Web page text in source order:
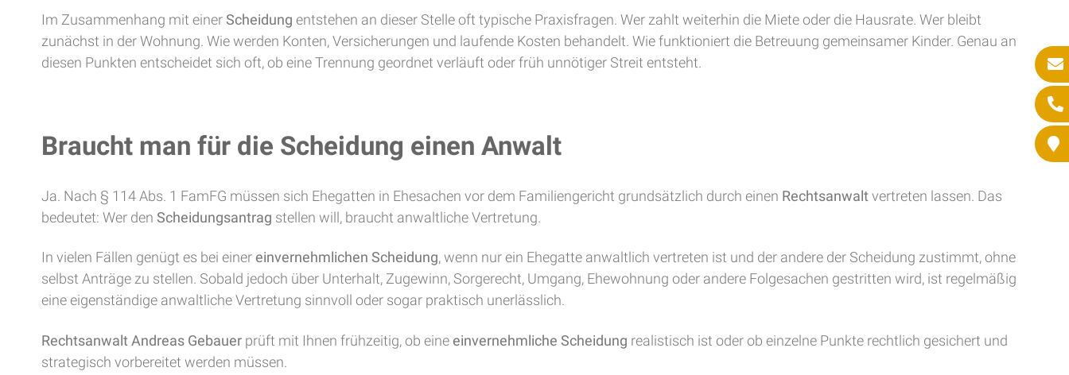
Im Zusammenhang mit einerScheidung entstehen an dieser Stelle oft typische Praxisfragen. Wer zahlt weiterhin die Miete oder die Hausrate. Wer bleibt
zunächst in der Wohnung. Wie werden Konten, Versicherungen und laufende Kosten behandelt. Wie funktioniert die Betreuung gemeinsamer Kinder. Genau an
diesen Punkten entscheidet sich oft, ob eine Trennung geordnet verläuft oder früh unnötiger Streit entsteht.
Braucht man für die Scheidung einen Anwalt
Ja. Nach § 114 Abs. 1 FamFG müssen sich Ehegatten in Ehesachen vor dem Familiengericht grundsätzlich durch einen Rechtsanwalt vertreten lassen. Das
bedeutet: Wer den Scheidungsantrag stellen will, braucht anwaltliche Vertretung.
In vielen Fällen genügt es bei einereinvernehmlichen Scheidung, wenn nur ein Ehegatte anwaltlich vertreten ist und der andere der Scheidung zustimmt, ohne
selbst Anträge zu stellen. Sobald jedoch über Unterhalt, Zugewinn, Sorgerecht, Umgang, Ehewohnung oder andere Folgesachen gestritten wird, ist regelmäßig
eine eigenständige anwaltliche Vertretung sinnvoll oder sogar praktisch unerlässlich.
Rechtsanwalt Andreas Gebauer prüft mit Ihnen frühzeitig, ob eineeinvernehmliche Scheidung realistisch ist oder ob einzelne Punkte rechtlich gesichert und
strategisch vorbereitet werden müssen.